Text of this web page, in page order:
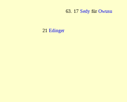
63. 17 SedyfürOwusu
21 Edinger